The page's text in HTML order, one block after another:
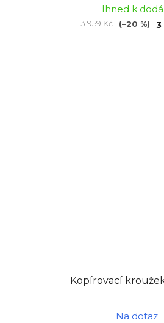
Ihned k
3
3 959 Kč (–20 %)
Kopírovací
Na dotaz